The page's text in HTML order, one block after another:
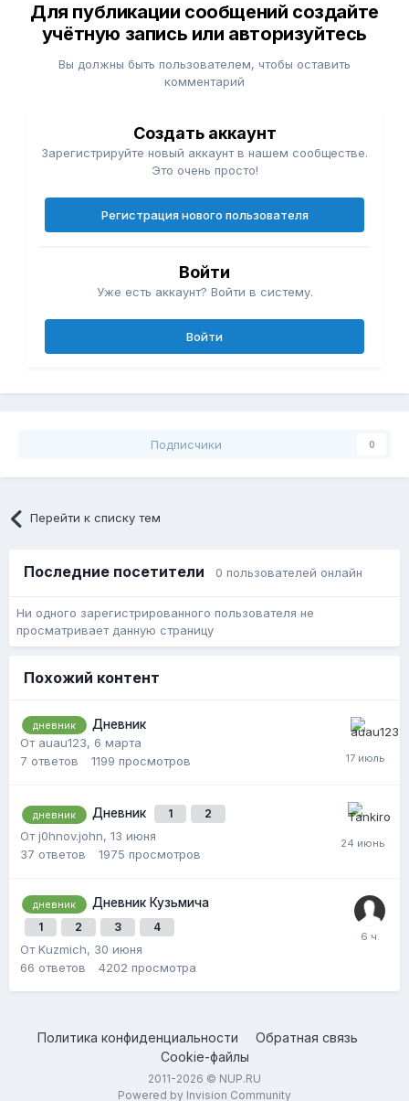
Для публикации сообщений создайте
учётную запись или авторизуйтесь
Вы должны быть пользователем, чтобы оставить
комментарий
Создать аккаунт
Зарегистрируйте новый аккаунт в нашем сообществе.
Это очень просто!
Регистрация нового пользователя
Войти
Уже есть аккаунт? Войти в систему.
Войти
Подписчики 0
Перейти к списку тем
Последние посетители 0 пользователей онлайн
Ни одного зарегистрированного пользователя не
просматривает данную страницу
Похожий контент
дневник
Дневник
От auau123, 6 марта
7 ответов 1199 просмотров
дневник Дневник 1 2
От j0hnov.john, 13 июня
37 ответов 1975 просмотров
дневник Дневник Кузьмича
1 2 3 4
От Kuzmich, 30 июня
66 ответов 4202 просмотра
Политика конфиденциальности
Обратная связь
Cookie-файлы
2011-2026 © NUP.RU
Powered by Invision Community